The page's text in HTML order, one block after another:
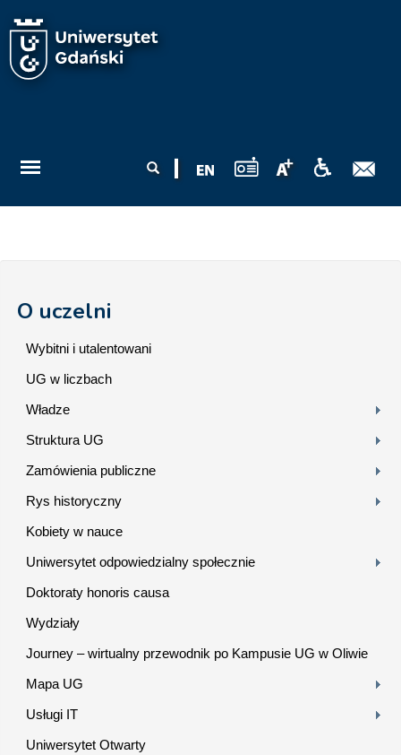
wyszukiwania
O uczelni
Wybitni i utalentowani
UG w liczbach
Władze
Struktura UG
Zamówienia publiczne
Rys historyczny
Kobiety w nauce
Uniwersytet odpowiedzialny społecznie
Doktoraty honoris causa
Wydziały
Journey – wirtualny przewodnik po Kampusie UG w Oliwie
Mapa UG
Usługi IT
Uniwersytet Otwarty